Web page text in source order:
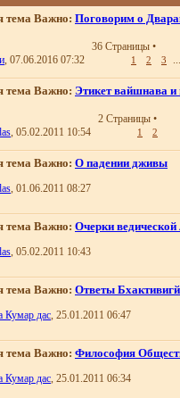
Важно: Поговорим о
, 07.06.2016 07:32
36 Страницы •
1 2 3
Важно: Этикет вайшнава и
, 05.02.2011 10:54
2 Страницы •
1 2
Важно: О падении дживы
, 01.06.2011 08:27
Важно: Очерки
, 05.02.2011 10:43
Важно: Ответы
Кумар дас , 25.01.2011 06:47
Важно: Философия
Кумар дас , 25.01.2011 06:34